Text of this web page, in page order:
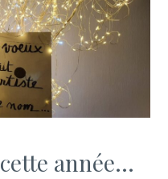
année…